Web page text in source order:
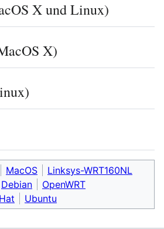
X und Linux)
X)
MacOS
Linksys-WRT160NL
Debian
OpenWRT
Ubuntu